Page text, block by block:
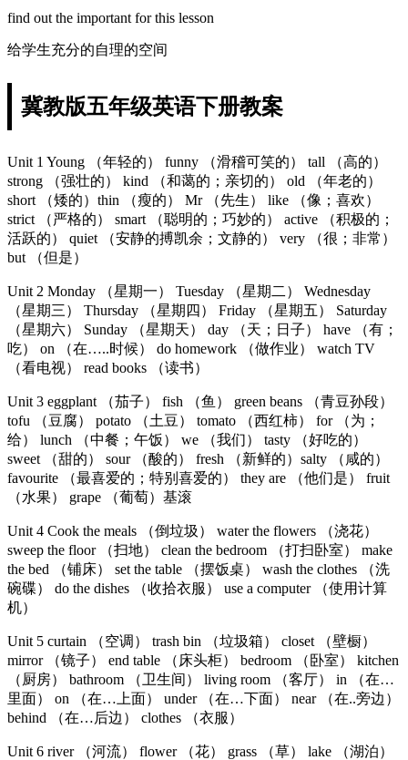
find out the important for this lesson
给学生充分的自理的空间
冀教版五年级英语下册教案
Unit 1 Young （年轻的） funny （滑稽可笑的） tall （高的）
strong （强壮的） kind （和蔼的；亲切的） old （年老的）
short （矮的）thin （瘦的） Mr （先生） like （像；喜欢）
strict （严格的） smart （聪明的；巧妙的） active （积极的；
活跃的） quiet （安静的搏凯余；文静的） very （很；非常）
but （但是）
Unit 2 Monday （星期一） Tuesday （星期二） Wednesday
（星期三） Thursday （星期四） Friday （星期五） Saturday
（星期六） Sunday （星期天） day （天；日子） have （有；
吃） on （在…..时候） do homework （做作业） watch TV
（看电视） read books （读书）
Unit 3 eggplant （茄子） fish （鱼） green beans （青豆孙段）
tofu （豆腐） potato （土豆） tomato （西红柿） for （为；
给） lunch （中餐；午饭） we （我们） tasty （好吃的）
sweet （甜的） sour （酸的） fresh （新鲜的）salty （咸的）
favourite （最喜爱的；特别喜爱的） they are （他们是） fruit
（水果） grape （葡萄）基滚
Unit 4 Cook the meals （倒垃圾） water the flowers （浇花）
sweep the floor （扫地） clean the bedroom （打扫卧室） make
the bed （铺床） set the table （摆饭桌） wash the clothes （洗
碗碟） do the dishes （收拾衣服） use a computer （使用计算
机）
Unit 5 curtain （空调） trash bin （垃圾箱） closet （壁橱）
mirror （镜子） end table （床头柜） bedroom （卧室） kitchen
（厨房） bathroom （卫生间） living room （客厅） in （在…
里面） on （在…上面） under （在…下面） near （在..旁边）
behind （在…后边） clothes （衣服）
Unit 6 river （河流） flower （花） grass （草） lake （湖泊）